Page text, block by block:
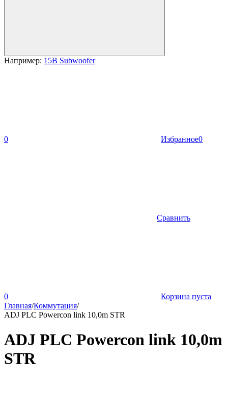
Например: 15B Subwoofer
0 Избранное0
Сравнить
0
Корзина пуста
Главная/Коммутация/
ADJ PLC Powercon link 10,0m STR
ADJ PLC Powercon link 10,0m
STR